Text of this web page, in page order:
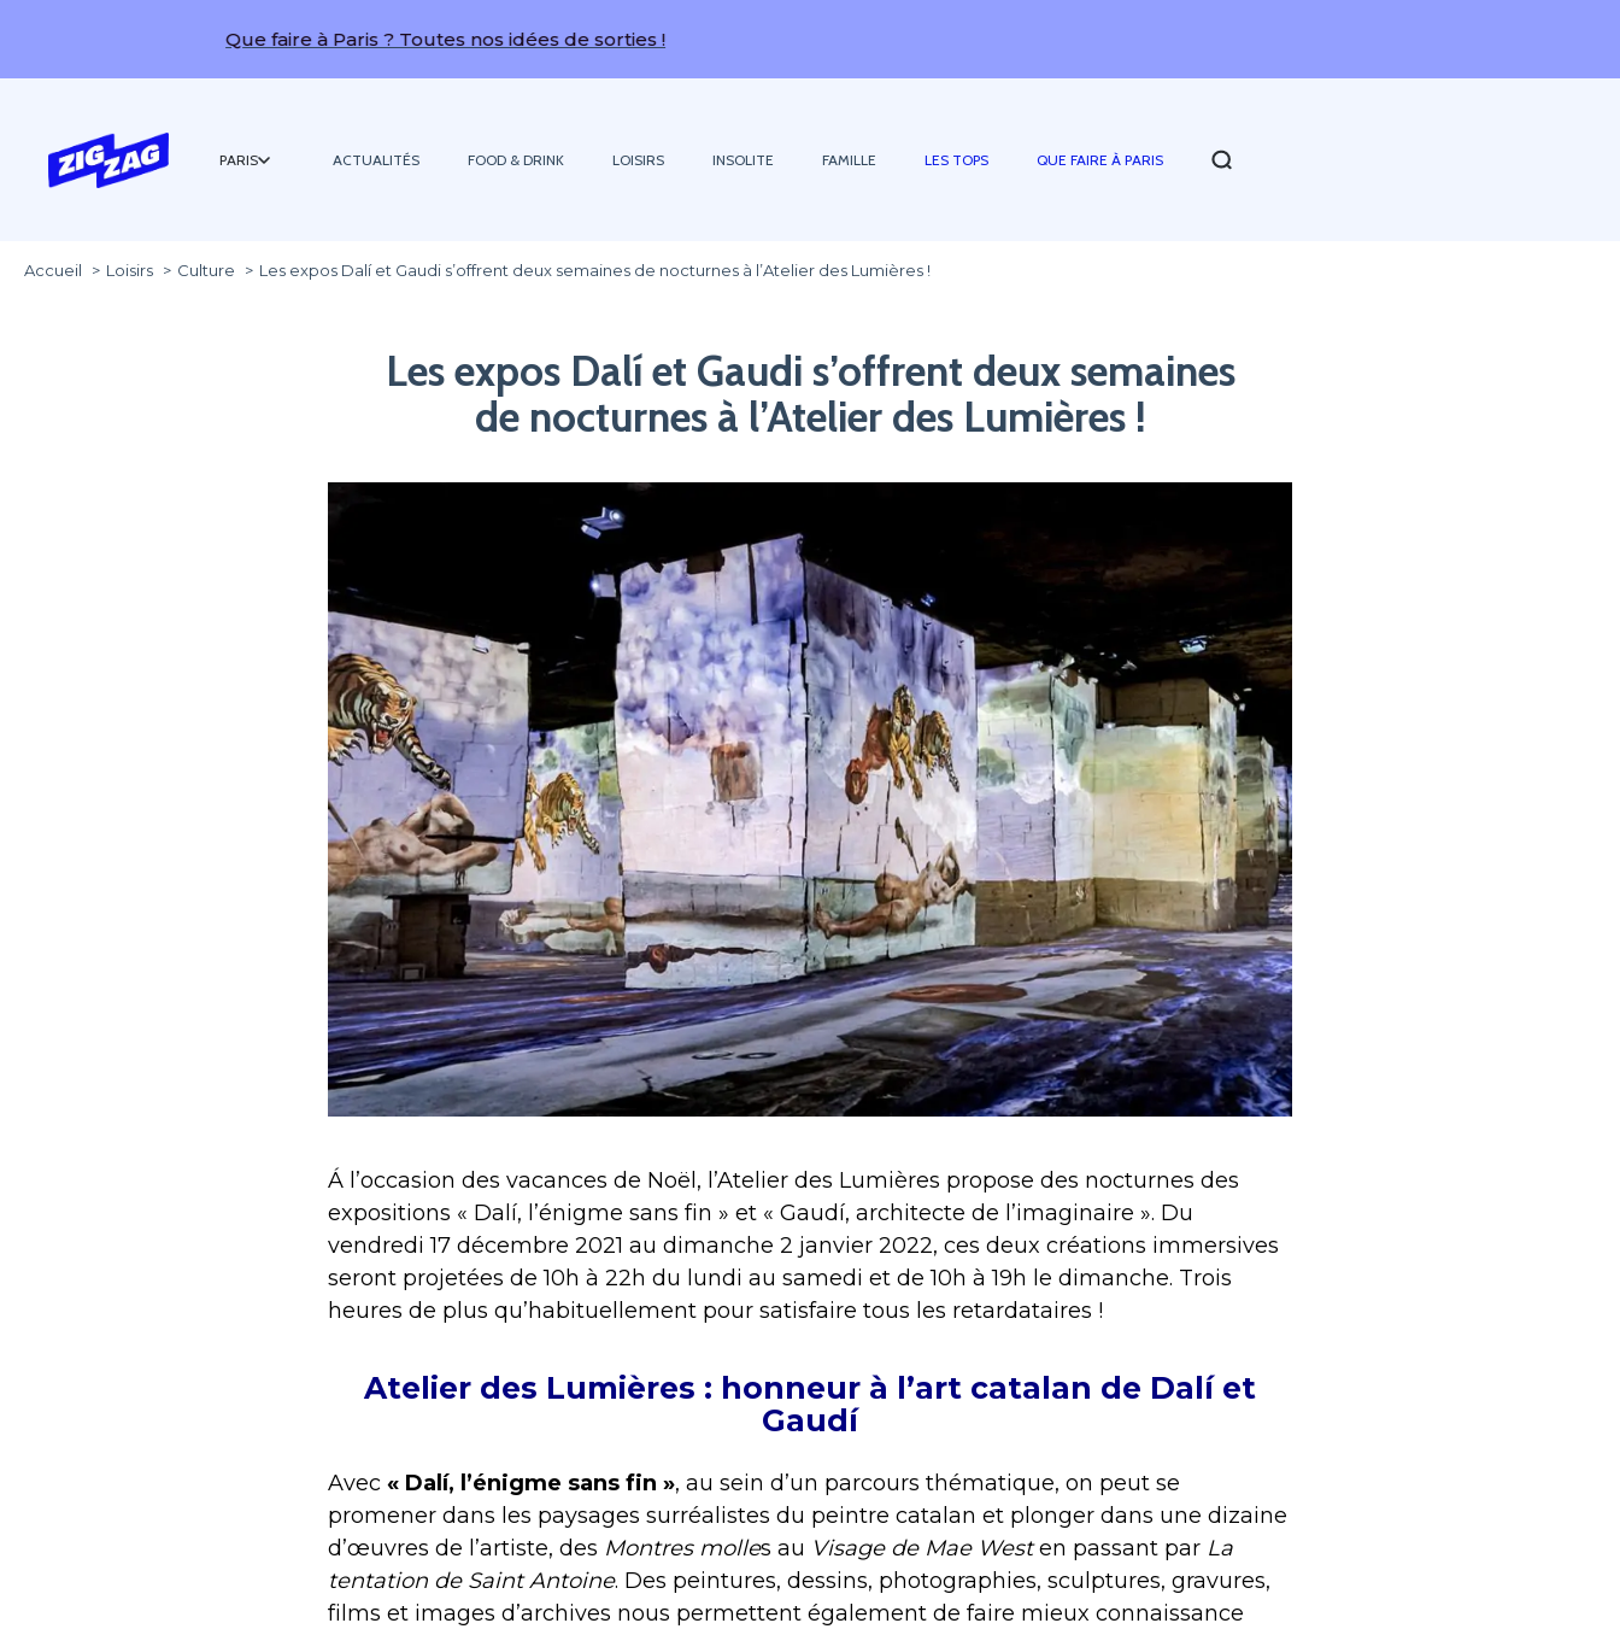
Que faire à Paris ? Toutes nos idées de sorties !
PARIS ACTUALITÉS FOOD & DRINK LOISIRS INSOLITE FAMILLE LES TOPS QUE FAIRE À PARIS
Accueil Loisirs Culture Les expos Dalí et Gaudi s’offrent deux semaines de nocturnes à l’Atelier des Lumières !
Les expos Dalí et Gaudi s’offrent deux semaines
de nocturnes à l’Atelier des Lumières !
Á l’occasion des vacances de Noël, l’Atelier des Lumières propose des nocturnes des
expositions « Dalí, l’énigme sans fin » et « Gaudí, architecte de l’imaginaire ». Du
vendredi 17 décembre 2021 au dimanche 2 janvier 2022, ces deux créations immersives
seront projetées de 10h à 22h du lundi au samedi et de 10h à 19h le dimanche. Trois
heures de plus qu’habituellement pour satisfaire tous les retardataires !
Atelier des Lumières : honneur à l’art catalan de Dalí et
Gaudí
Avec « Dalí, l’énigme sans fin », au sein d’un parcours thématique, on peut se
promener dans les paysages surréalistes du peintre catalan et plonger dans une dizaine
d’œuvres de l’artiste, des Montres molles au Visage de Mae Westen passant par La
tentation de Saint Antoine. Des peintures, dessins, photographies, sculptures, gravures,
films et images d’archives nous permettent également de faire mieux connaissance